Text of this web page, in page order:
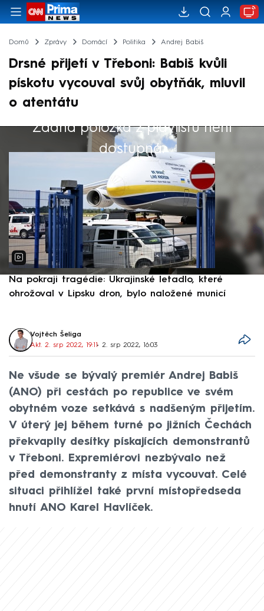
Domů Zprávy Domácí Politika Andrej Babiš
Drsné přijetí v Třeboni: Babiš kvůli
pískotu vycouval svůj obytňák, mluvil
o atentátu
Žádná položka z playlistu není
dostupná.
Výběr redakce
Na pokraji tragédie: Ukrajinské letadlo, které
ohrožoval v Lipsku dron, bylo naložené municí
Vojtěch Šeliga
Akt. 2. srp 2022, 19:11• 2. srp 2022, 16:03
Ne všude se bývalý premiér Andrej Babiš
(ANO) při cestách po republice ve svém
obytném voze setkává s nadšeným přijetím.
V úterý jej během turné po jižních Čechách
překvapily desítky pískajících demonstrantů
v Třeboni. Expremiérovi nezbývalo než
před demonstranty z místa vycouvat. Celé
situaci přihlížel také první místopředseda
hnutí ANO Karel Havlíček.